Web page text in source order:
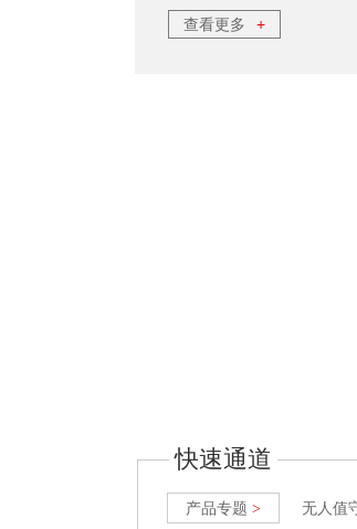
查看更多 +
快速通道
产品专题 > 无人值